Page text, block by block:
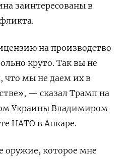
заинтересованы в
​на производство
круто. Так вы не
что мы ‌не даем их в
— сказал Трамп на
Украины Владимиром
НАТО в Анкаре.
оружие, которое мне